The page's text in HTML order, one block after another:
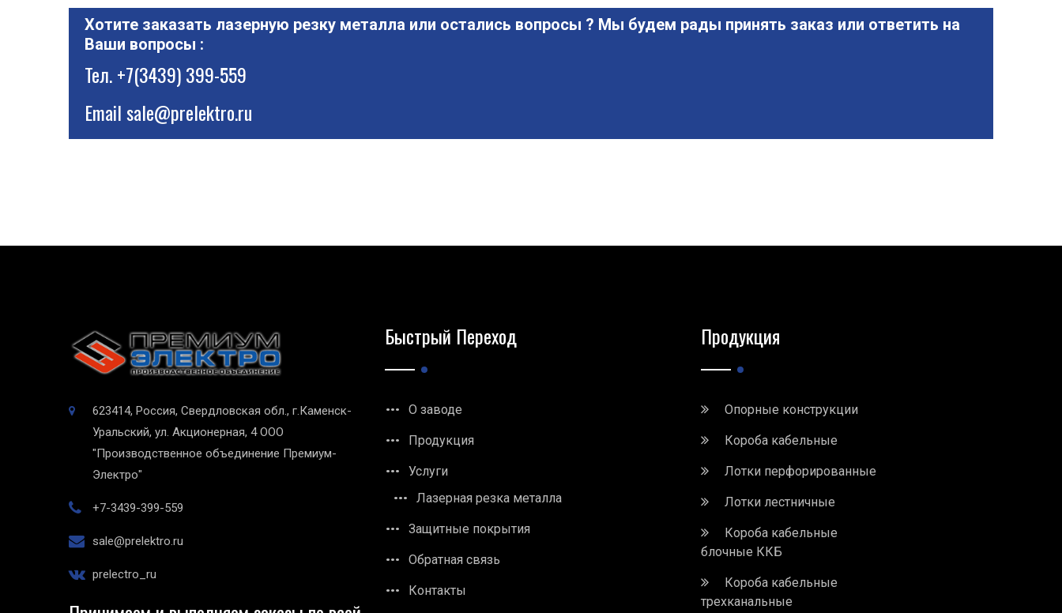
Хотите заказать лазерную резку металла или остались вопросы ? Мы будем рады принять заказ или ответить на
Ваши вопросы :
Тел.+7(3439) 399-559
Emailsale@prelektro.ru
623414, Россия, Свердловская обл., г.Каменск-
Уральский, ул. Акционерная, 4 ООО
"Производственное объединение Премиум-
Электро"
+7-3439-399-559
sale@prelektro.ru
prelectro_ru
Быстрый Переход
О заводе
Продукция
Услуги
Лазерная резка металла
Защитные покрытия
Обратная связь
Контакты
Продукция
Опорные конструкции
Короба кабельные
Лотки перфорированные
Лотки лестничные
Короба кабельные
блочные ККБ
Короба кабельные
трехканальные